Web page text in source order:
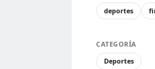
deportes
CATEGORÍA
Deportes